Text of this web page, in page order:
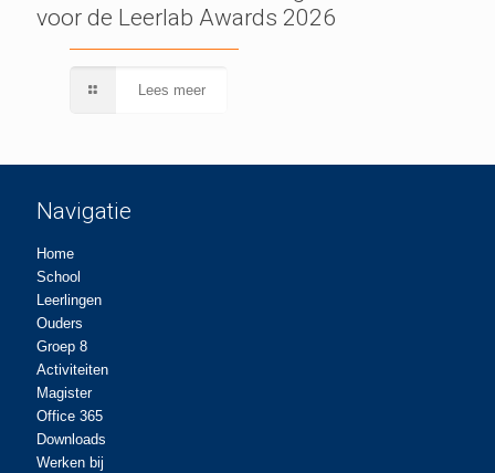
voor de Leerlab Awards 2026
Lees meer
Navigatie
Home
School
Leerlingen
Ouders
Groep 8
Activiteiten
Magister
Office 365
Downloads
Werken bij